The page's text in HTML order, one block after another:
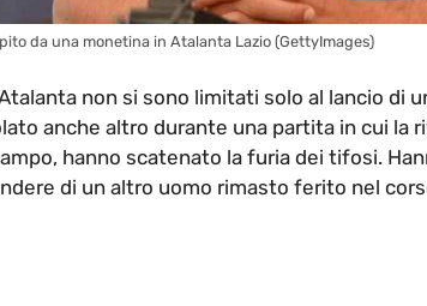
da una monetina in Atalanta Lazio (GettyImages)
non si sono limitati solo al lancio di
anche altro durante una partita in cui la
hanno scatenato la furia dei tifosi.
di un altro uomo rimasto ferito nel